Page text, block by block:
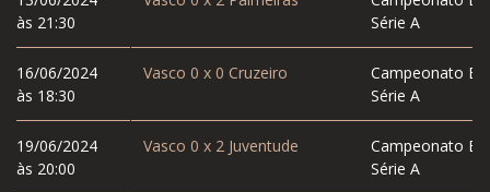
às 21:30
16/06/2024
às 18:30
19/06/2024
às 20:00
Série A
Vasco 0 x 0 Cruzeiro
Campeonato
Série A
Vasco 0 x 2Juventude
Campeonato
Série A